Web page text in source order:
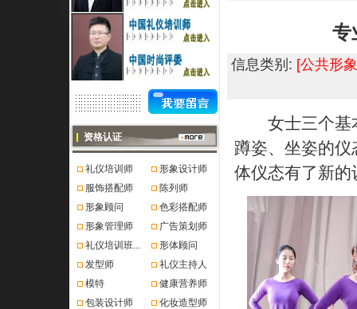
资格认证
礼仪培训师
形象设计师
服饰搭配师
陈列师
形象顾问
色彩搭配师
形象管理师
广告策划师
礼仪培训班...
形体顾问
发型师
礼仪主持人
模特
健康营养师
包装设计师
化妆造型师
专
信息类别: [公共形
女士三个基本
蹲姿、坐姿的
体仪态有了新